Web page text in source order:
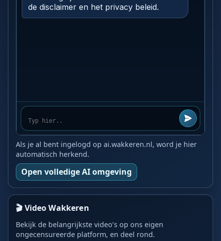
Als je al bent ingelogd op ai.wakkeren.nl, word je hier
automatisch herkend.
Open volledige AI omgeving
🎬 Video Wakkeren
Bekijk de belangrijkste video’s op ons eigen
ongecensureerde platform, en deel rond.